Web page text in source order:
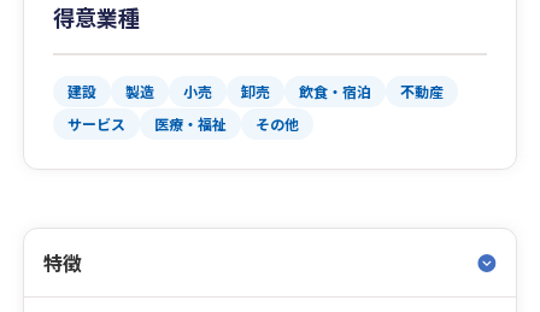
得意業種
建設 製造 小売 卸売 飲食・宿泊
不動産
サービス
医療・福祉 その他
特徴